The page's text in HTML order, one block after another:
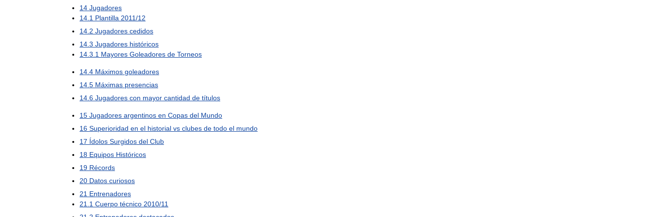
14 Jugadores
14.1 Plantilla 2011/12
14.2 Jugadores cedidos
14.3 Jugadores históricos
14.3.1 Mayores Goleadores de Torneos
14.4 Máximos goleadores
14.5 Máximas presencias
14.6 Jugadores con mayor cantidad de títulos
15 Jugadores argentinos en Copas del Mundo
16 Superioridad en el historial vs clubes de todo el mundo
17 Ídolos Surgidos del Club
18 Equipos Históricos
19 Récords
20 Datos curiosos
21 Entrenadores
21.1 Cuerpo técnico 2010/11